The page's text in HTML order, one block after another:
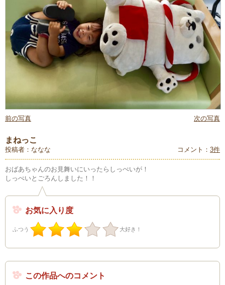
前の写真 次の写真
まねっこ
投稿者：ななな コメント： 3件
おばあちゃんのお見舞いにいったらしっぺいが！
しっぺいとごろんしました！！
お気に入り度
ふつう 大好き！
この作品へのコメント